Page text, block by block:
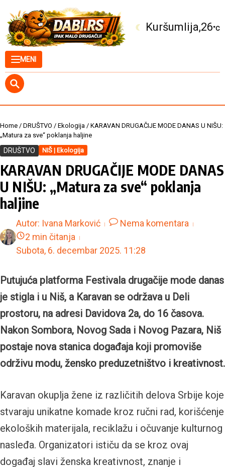
MENI
Kuršumlija 26°C
Home / DRUŠTVO / Ekologija / KARAVAN DRUGAČIJE MODE DANAS U NIŠU:
„Matura za sve“ poklanja haljine
DRUŠTVO NIŠ | Ekologija
KARAVAN DRUGAČIJE MODE DANAS
U NIŠU: „Matura za sve“ poklanja
haljine
Autor: Ivana Marković
Nema komentara
2 min čitanja
Subota, 6. decembar 2025. 11:28
Putujuća platforma Festivala drugačije mode danas
je stigla i u Niš, a Karavan se održava u Deli
prostoru, na adresi Davidova 2a, do 16 časova.
Nakon Sombora, Novog Sada i Novog Pazara, Niš
postaje nova stanica događaja koji promoviše
održivu modu, žensko preduzetništvo i kreativnost.
Karavan okuplja žene iz različitih delova Srbije koje
stvaraju unikatne komade kroz ručni rad, korišćenje
ekoloških materijala, reciklažu i očuvanje kulturnog
nasleđa. Organizatori ističu da se kroz ovaj
događaj slavi ženska kreativnost, znanje i